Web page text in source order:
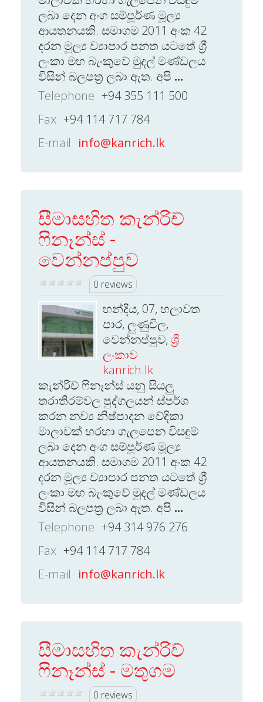
ලබා දෙන අංග සම්පූර්ණ මූල්‍ය
ආයතනයකි. සමාගම 2011 අංක 42
දරන මූල්‍ය ව්‍යාපාර පනත යටතේ ශ්‍රී
ලංකා මහ බැංකුවේ මුදල් මණ්ඩලය
විසින් බලපත්‍ර ලබා ඇත. අපි ...
Telephone +94 355 111 500
Fax +94 114 717 784
E-mail info@kanrich.lk
සීමාසහිත කැන්රිච්
ෆිනෑන්ස් -
වෙන්නප්පුව
0 reviews
හන්දිය, 07, හලාවත
පාර, ලුණුවිල,
වෙන්නප්පුව, ශ්‍රී
ලංකාව
kanrich.lk
කැන්රිච් ෆිනෑන්ස් යනු සියලු
තරාතිරම්වල පුද්ගලයන් ස්පර්ශ
කරන නව්‍ය නිෂ්පාදන වේදිකා
මාලාවක් හරහා ගැලපෙන විසඳුම්
ලබා දෙන අංග සම්පූර්ණ මූල්‍ය
ආයතනයකි. සමාගම 2011 අංක 42
දරන මූල්‍ය ව්‍යාපාර පනත යටතේ ශ්‍රී
ලංකා මහ බැංකුවේ මුදල් මණ්ඩලය
විසින් බලපත්‍ර ලබා ඇත. අපි ...
Telephone +94 314 976 276
Fax +94 114 717 784
E-mail info@kanrich.lk
සීමාසහිත කැන්රිච්
ෆිනෑන්ස් - මතුගම
0 reviews